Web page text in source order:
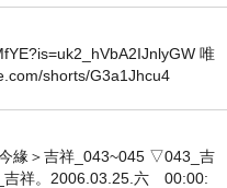
唯
shorts/G3a1Jhcu4
緣＞吉祥_043~045 ▽043_吉
祥。2006.03.25.六 00:00: